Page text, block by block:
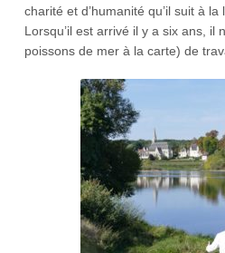
charité et d’humanité qu’il suit à la
Lorsqu’il est arrivé il y a six ans, il
poissons de mer à la carte) de